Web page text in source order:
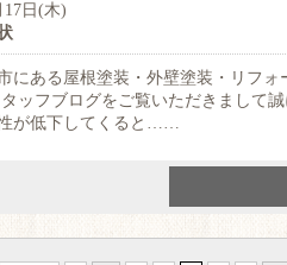
17日(木)
にある屋根塗装・外壁塗装・リフォ
ッフブログをご覧いただきまして
が低下してくると……